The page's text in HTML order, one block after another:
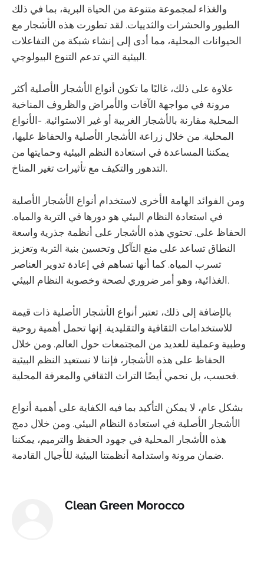
والغذاء لمجموعة متنوعة من الحياة البرية، بما في ذلك
الطيور والحشرات والثدييات. لقد تطورت هذه الأشجار مع
الحيوانات المحلية، مما أدى إلى إنشاء شبكة من التفاعلات
البيئية التي تدعم التنوع البيولوجي.
علاوة على ذلك، غالبًا ما تكون أنواع الأشجار الأصلية أكثر
مرونة في مواجهة الآفات والأمراض والظروف المناخية
المحلية مقارنة بالأشجار الغريبة أو غير الاستوائية. -الأنواع
المحلية. من خلال زراعة الأشجار الأصلية والحفاظ عليها،
يمكننا المساعدة في استعادة النظم البيئية وحمايتها من
التدهور والتكيف مع تأثيرات تغير المناخ.
ومن الفوائد الهامة الأخرى لاستخدام أنواع الأشجار الأصلية
في استعادة النظام البيئي هو دورها في التربة والمياه.
الحفاظ على. تحتوي هذه الأشجار على أنظمة جذرية واسعة
النطاق تساعد على منع التآكل وتحسين بنية التربة وتعزيز
تسرب المياه. كما أنها تساهم في إعادة تدوير العناصر
الغذائية، وهو أمر ضروري لصحة وخصوبة النظام البيئي.
بالإضافة إلى ذلك، تعتبر أنواع الأشجار الأصلية ذات قيمة
للاستخدامات الثقافية والتقليدية. إنها تحمل أهمية روحية
وطبية وعملية للعديد من المجتمعات حول العالم. ومن خلال
الحفاظ على هذه الأشجار، فإننا لا نستعيد النظم البيئية
فحسب، بل نحمي أيضًا التراث الثقافي والمعرفة المحلية.
بشكل عام، لا يمكن التأكيد بما فيه الكفاية على أهمية أنواع
الأشجار الأصلية في استعادة النظام البيئي. ومن خلال دمج
هذه الأشجار المحلية في جهود الحفظ والترميم، يمكننا
ضمان مرونة واستدامة أنظمتنا البيئية للأجيال القادمة.
Clean Green Morocco